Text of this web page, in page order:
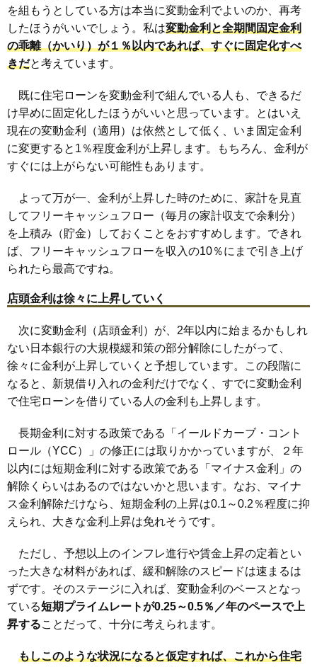
を組もうとしている方は本当に変動金利でよいのか、再考
したほうがいいでしょう。私は変動金利と全期間固定金利
の乖離（かいり）が１％以内であれば、すぐに固定化すべ
きだと考えています。
既に住宅ローンを変動金利で組んでいる人も、できるだ
け早めに固定化したほうがいいと思っています。とはいえ
現在の変動金利（適用）は依然として低く、いま固定金利
に変更すると1％程度金利が上昇します。もちろん、金利が
すぐには上がらない可能性もあります。
よって万が一、金利が上昇した時のために、家計を見直
してフリーキャッシュフロー（毎月の家計収支で余剰分）
を上積み（貯金）しておくことをおすすめします。できれ
ば、フリーキャッシュフローを収入の10％にまで引き上げ
られたら最高ですね。
店頭金利は徐々に上昇していく
次に変動金利（店頭金利）が、2年以内に始まるかもしれ
ない日本銀行の大規模緩和策の部分解除にしたがって、
徐々に金利が上昇していくと予想しています。この段階に
なると、新規借り入れの金利だけでなく、すでに変動金利
で住宅ローンを借りている人の金利も上昇します。
長期金利に対する政策である「イールドカーブ・コント
ロール（YCC）」の修正には取りかかっていますが、２年
以内には短期金利に対する政策である「マイナス金利」の
解除くらいはあるのではないかと思います。なお、マイナ
ス金利解除だけなら、短期金利の上昇は0.1～0.2％程度に抑
えられ、大きな金利上昇は免れそうです。
ただし、予想以上のインフレ進行や賃金上昇の定着とい
った大きな材料があれば、緩和解除のスピードは速まるは
ずです。そのステージに入れば、変動金利のベースとなっ
ている短期プライムレートが0.25～0.5％／年のペースで上
昇することだって、十分に考えられます。
もしこのような状況になると仮定すれば、これから住宅